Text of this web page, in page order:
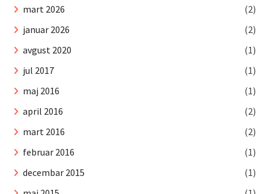
mart 2026
(2)
januar 2026
(2)
avgust 2020
(1)
jul 2017
(1)
maj 2016
(1)
april 2016
(2)
mart 2016
(2)
februar 2016
(1)
decembar 2015
(1)